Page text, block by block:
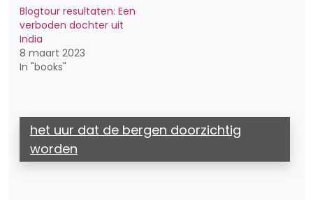
Blogtour resultaten: Een
verboden dochter uit
India
8 maart 2023
In "books"
het uur dat de bergen doorzichtig
worden